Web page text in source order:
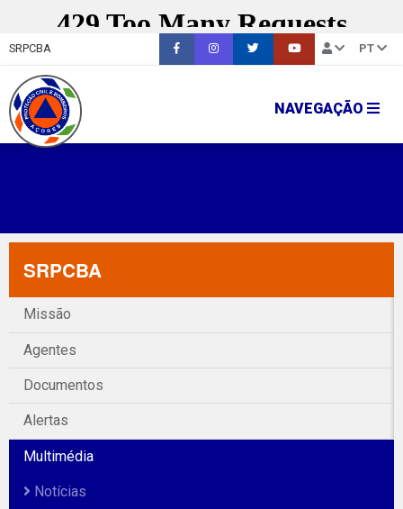
SRPCBA PT
NAVEGAÇÃO
SRPCBA
Missão
Agentes
Documentos
Alertas
Multimédia
Notícias